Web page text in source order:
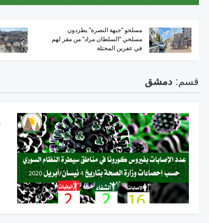
مسلحو "جبهة النصرة" يطردون
مسلحي "السلطان مراد" من مقر لهم
في عفرين المحتلة
قسم: دمشق